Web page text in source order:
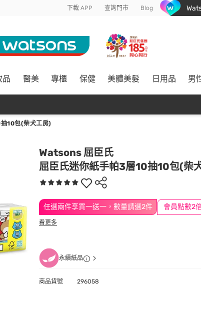
下載 APP 查詢門市 Blog
品 醫美 專櫃 保健 美體美髮 日用品 男
10包(柴犬工房)
Watsons 屈臣氏
屈臣氏迷你紙手帕3層10抽10包(柴
任選兩件享買一送一，數量請選2件 會員點數2
看更多
永續紙品
商品貨號 296058